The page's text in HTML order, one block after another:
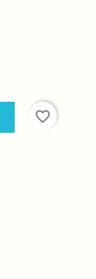
favorite_border